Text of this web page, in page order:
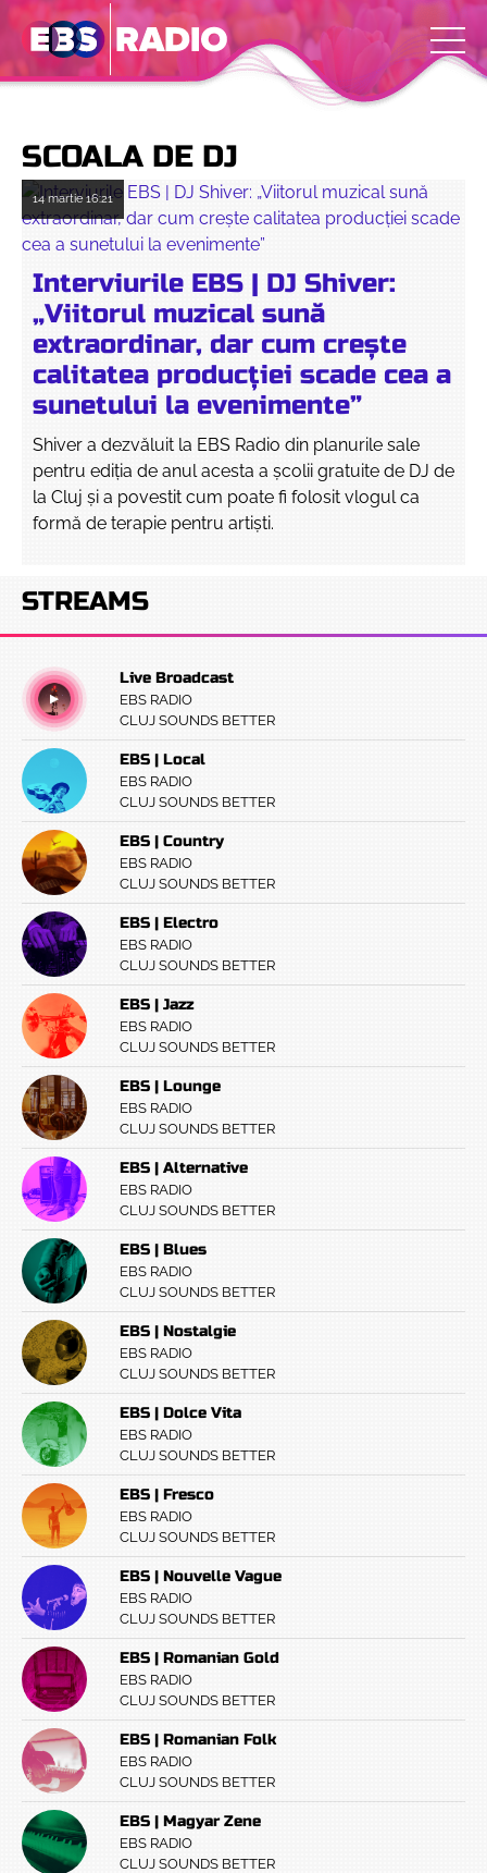
SCOALA DE DJ
14 martie 16:21
Interviurile EBS | DJ Shiver:
„Viitorul muzical sună
extraordinar, dar cum crește
calitatea producției scade cea a
sunetului la evenimente”
Shiver a dezvăluit la EBS Radio din planurile sale
pentru ediția de anul acesta a școlii gratuite de DJ de
la Cluj și a povestit cum poate fi folosit vlogul ca
formă de terapie pentru artiști.
STREAMS
Live Broadcast
EBS RADIO
CLUJ SOUNDS BETTER
EBS | Local
EBS RADIO
CLUJ SOUNDS BETTER
EBS | Country
EBS RADIO
CLUJ SOUNDS BETTER
EBS | Electro
EBS RADIO
CLUJ SOUNDS BETTER
EBS | Jazz
EBS RADIO
CLUJ SOUNDS BETTER
EBS | Lounge
EBS RADIO
CLUJ SOUNDS BETTER
EBS | Alternative
EBS RADIO
CLUJ SOUNDS BETTER
EBS | Blues
EBS RADIO
CLUJ SOUNDS BETTER
EBS | Nostalgie
EBS RADIO
CLUJ SOUNDS BETTER
EBS | Dolce Vita
EBS RADIO
CLUJ SOUNDS BETTER
EBS | Fresco
EBS RADIO
CLUJ SOUNDS BETTER
EBS | Nouvelle Vague
EBS RADIO
CLUJ SOUNDS BETTER
EBS | Romanian Gold
EBS RADIO
CLUJ SOUNDS BETTER
EBS | Romanian Folk
EBS RADIO
CLUJ SOUNDS BETTER
EBS | Magyar Zene
EBS RADIO
CLUJ SOUNDS BETTER